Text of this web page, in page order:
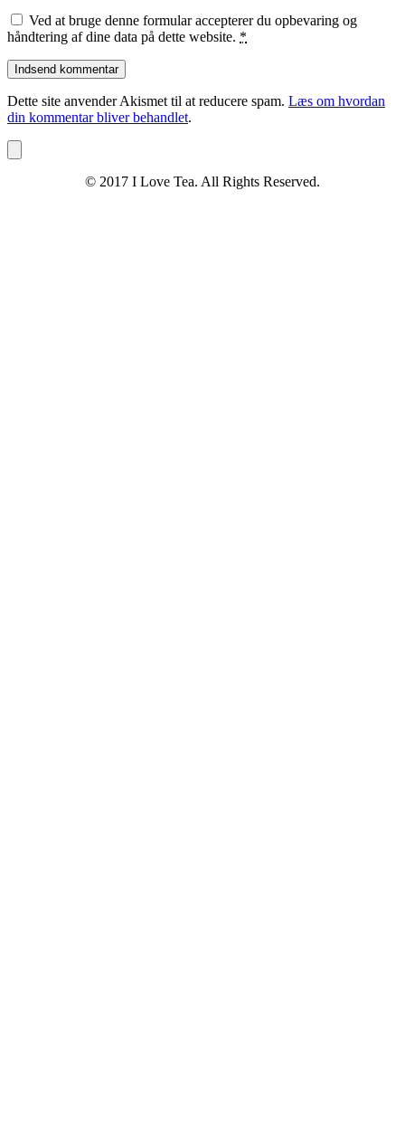
Ved at bruge denne formular accepterer du opbevaring og
håndtering af dine data på dette website. *
Dette site anvender Akismet til at reducere spam. Læs om hvordan
din kommentar bliver behandlet.
© 2017 I Love Tea. All Rights Reserved.